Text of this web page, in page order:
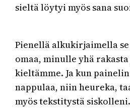
sieltä löytyi myös sana
Pienellä alkukirjaimella
omaa, minulle yhä
kieltämme. Ja kun
nappulaa, niin heureka,
myös tekstitystä